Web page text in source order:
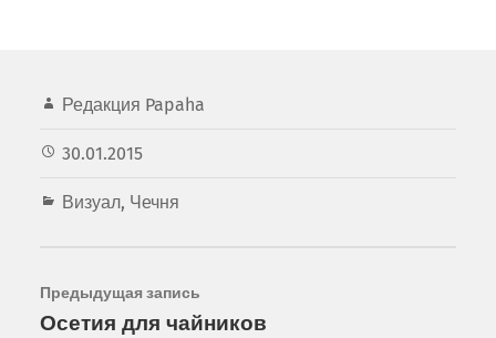
Редакция Papaha
30.01.2015
Визуал, Чечня
Предыдущая запись
Осетия для чайников